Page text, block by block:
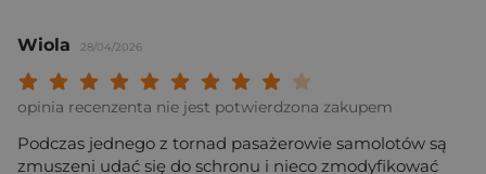
Wiola 28/04/2026
Twoja ocena:
Twoja ocena: Wybitna 9/
Twoja ocena: Rewelacyjna 8/
Twoja ocena: Bardzo dobra 7/10"
Twoja ocena: Dobra 6/10"
Twoja ocena: Przeciętna 5/10"
Twoja ocena: Może być 4/10"
Twoja ocena: Słaba 3/10"
Twoja ocena: Bardzo słaba 2/10"
Twoja ocena: Beznadziejna 1/10"
opinia recenzenta nie jest potwierdzona zakupem
Podczas jednego z tornad pasażerowie samolotów są
zmuszeni udać się do schronu i nieco zmodyfikować